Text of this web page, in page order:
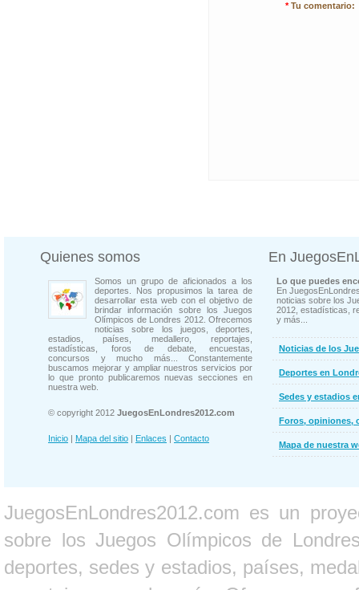
* Tu comentario:
Quienes somos
Somos un grupo de aficionados a los
deportes. Nos propusimos la tarea de
desarrollar esta web con el objetivo de
brindar información sobre los Juegos
Olímpicos de Londres 2012. Ofrecemos
noticias sobre los juegos, deportes,
estadios, países, medallero, reportajes,
estadísticas, foros de debate, encuestas,
concursos y mucho más... Constantemente
buscamos mejorar y ampliar nuestros servicios por
lo que pronto publicaremos nuevas secciones en
nuestra web.
© copyright 2012 JuegosEnLondres2012.com
Inicio | Mapa del sitio | Enlaces | Contacto
En
Lo que puedes
En
noticias sobre los
2012, estadísticas,
y más...
Noticias de los
Deportes en
Sedes y estadios
Foros, opiniones,
Mapa de nuestra
JuegosEnLondres2012.com es un
sobre los Juegos Olímpicos de
deportes, sedes y estadios, países,